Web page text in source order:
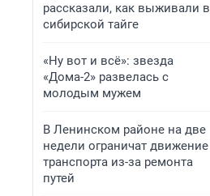
рассказали, как выживали в
сибирской тайге
«Ну вот и всё»: звезда
«Дома-2» развелась с
молодым мужем
В Ленинском районе на две
недели ограничат движение
транспорта из-за ремонта
путей